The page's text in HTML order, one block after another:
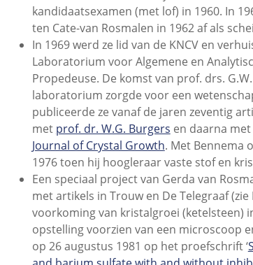
kandidaatsexamen (met lof) in 1960. In
ten Cate-van Rosmalen in 1962 af als
In 1969 werd ze lid van de KNCV en
Laboratorium voor Algemene en
Propedeuse. De komst van prof. drs.
laboratorium zorgde voor een
publiceerde ze vanaf de jaren zeventig
met prof. dr. W.G. Burgers en daarna
Journal of Crystal Growth. Met Bennema
1976 toen hij hoogleraar vaste stof en
Een speciaal project van Gerda van
met artikels in Trouw en De Telegraaf
voorkoming van kristalgroei (ketelsteen)
opstelling voorzien van een microscoop
op 26 augustus 1981 op het proefschrift ‘